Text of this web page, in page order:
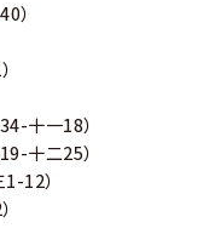
）
十一18）
十二25）
12）